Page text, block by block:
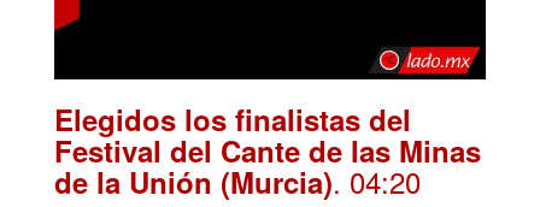
Elegidos los finalistas del
Festival del Cante de las Minas
de la Unión (Murcia). 04:20